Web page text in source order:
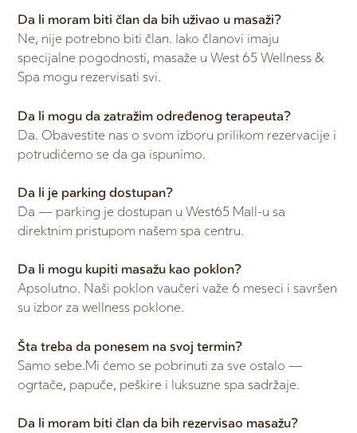
Da li moram biti član da bih uživao u masaži?
Ne, nije potrebno biti član. Iako članovi imaju
specijalne pogodnosti, masaže u West 65 Wellness &
Spa mogu rezervisati svi.
Da li mogu da zatražim određenog terapeuta?
Da. Obavestite nas o svom izboru prilikom rezervacije i
potrudićemo se da ga ispunimo.
Da li je parking dostupan?
Da — parking je dostupan u West65 Mall-u sa
direktnim pristupom našem spa centru.
Da li mogu kupiti masažu kao poklon?
Apsolutno. Naši poklon vaučeri važe 6 meseci i savršen
su izbor za wellness poklone.
Šta treba da ponesem na svoj termin?
Samo sebe.Mi ćemo se pobrinuti za sve ostalo —
ogrtače, papuče, peškire i luksuzne spa sadržaje.
Da li moram biti član da bih rezervisao masažu?